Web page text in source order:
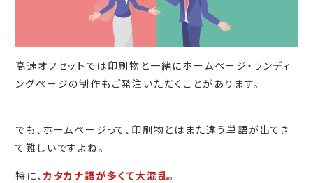
高速オフセットでは印刷物と一緒にホームページ・ランディ
ングページの制作もご発注いただくことがあります。
でも、ホームページって、印刷物とはまた違う単語が出てき
て難しいですよね。
特に、 カタカナ語が多くて大混乱。